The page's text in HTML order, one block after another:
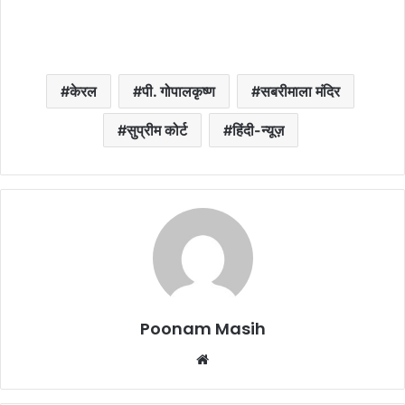
केरल पी. गोपालकृष्ण सबरीमाला मंदिर
सुप्रीम कोर्ट हिंदी-न्यूज़
Poonam Masih